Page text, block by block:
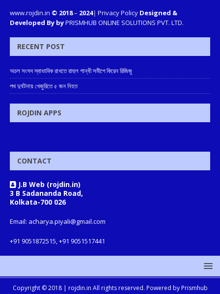
www.rojdin.in © 2018– 2024| Privacy Policy Designed &
Developed By byPRISMHUB ONLINE SOLUTIONS PVT. LTD.
RECENT POST
অচল সংসদ স্বাভাবিক রাখতে রাহুল গান্ধী সমীপে কিরেন রিজিজু
পথ দুর্ঘটনায় খেজুরিতে ৫ জন নিহত
ROJDIN APPS
CONTACT
J.B Web (rojdin.in)
3 B Sadananda Road,
Kolkata-700 026
Email: acharya.piyali@gmail.com
+91 9051872515, +91 9051517441
Copyright © 2018 | rojdin.in All rights reserved. Powered by Prismhub